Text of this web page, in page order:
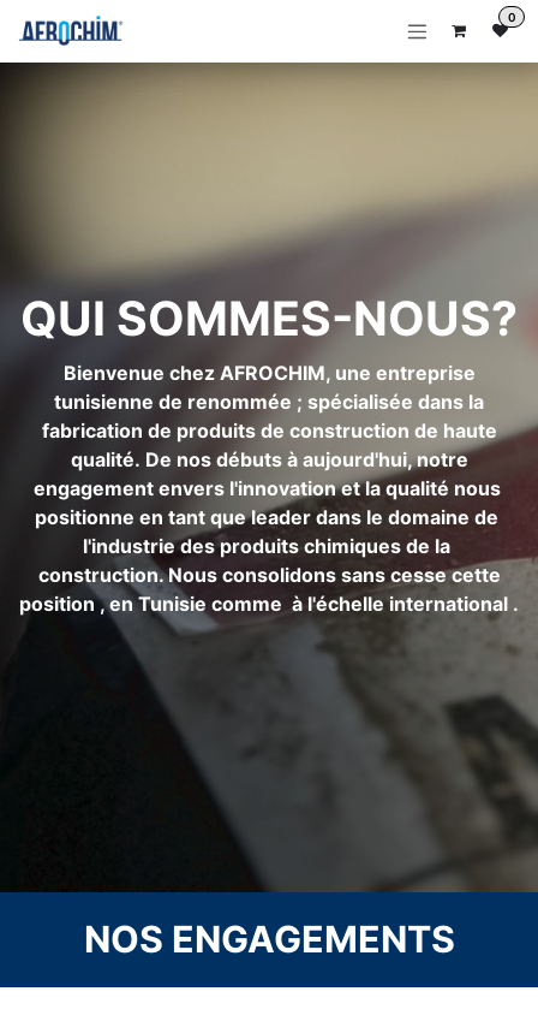
Se rendre au contenu 0
QUI SOMMES-NOUS?
Bienvenue chez AFROCHIM, une entreprise
tunisienne de renommée ; spécialisée dans la
fabrication de produits de construction de haute
qualité. De nos débuts à aujourd'hui, notre
engagement envers l'innovation et la qualité nous
positionne en tant que leader dans le domaine de
l'industrie des produits chimiques de la
construction. Nous consolidons sans cesse cette
position , en Tunisie comme à l'échelle international .
NOS ENGAGEMENTS